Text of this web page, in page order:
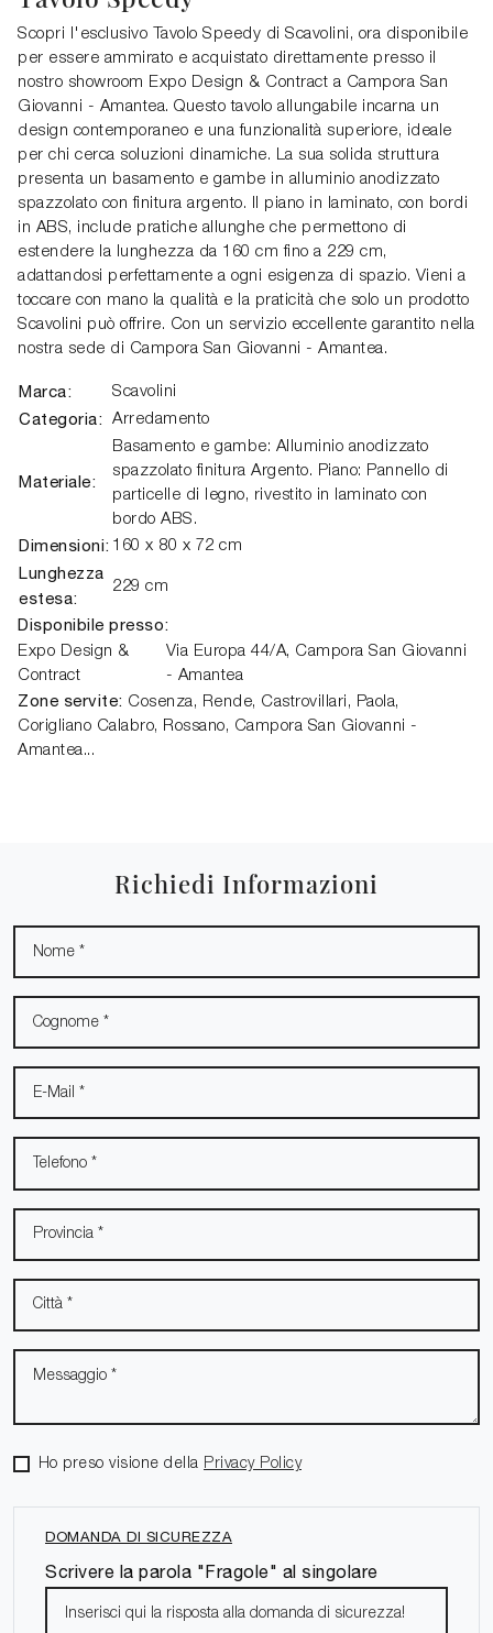
Scopri l'esclusivo Tavolo Speedy di Scavolini, ora disponibile
per essere ammirato e acquistato direttamente presso il
nostro showroom Expo Design & Contract a Campora San
Giovanni - Amantea. Questo tavolo allungabile incarna un
design contemporaneo e una funzionalità superiore, ideale
per chi cerca soluzioni dinamiche. La sua solida struttura
presenta un basamento e gambe in alluminio anodizzato
spazzolato con finitura argento. Il piano in laminato, con bordi
in ABS, include pratiche allunghe che permettono di
estendere la lunghezza da 160 cm fino a 229 cm,
adattandosi perfettamente a ogni esigenza di spazio. Vieni a
toccare con mano la qualità e la praticità che solo un prodotto
Scavolini può offrire. Con un servizio eccellente garantito nella
nostra sede di Campora San Giovanni - Amantea.
Marca: Scavolini
Categoria: Arredamento
Materiale:
Basamento e gambe: Alluminio anodizzato
spazzolato finitura Argento. Piano: Pannello di
particelle di legno, rivestito in laminato con
bordo ABS.
Dimensioni: 160 x 80 x 72 cm
Lunghezza
estesa:
229 cm
Disponibile presso:
Expo Design &
Contract
Via Europa 44/A, Campora San Giovanni
- Amantea
Zone servite: Cosenza, Rende, Castrovillari, Paola,
Corigliano Calabro, Rossano, Campora San Giovanni -
Amantea...
Richiedi Informazioni
Ho preso visione della Privacy Policy
DOMANDA DI SICUREZZA
Scrivere la parola "Fragole" al singolare